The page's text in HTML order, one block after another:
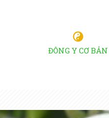
ĐÔNG Y CƠ BẢN